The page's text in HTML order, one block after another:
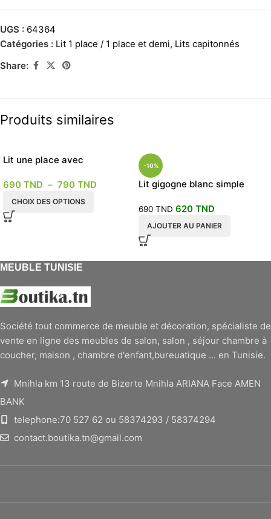
UGS : 64364
Catégories : Lit 1 place / 1 place et demi, Lits capitonnés
Share:
Produits similaires
Lit une place avec
690 TND – 790 TND
CHOIX DES OPTIONS
-10%
Lit gigogne blanc simple
690TND 620 TND
AJOUTER AU PANIER
MEUBLE TUNISIE
Société tout commerce de meuble et décoration, spécialiste de
vente en ligne des meubles de salon, salon , séjour chambre à
coucher, maison , chambre d'enfant,bureuatique ... en Tunisie.
Mnihla km 13 route de Bizerte Mnihla ARIANA Face AMEN
BANK
telephone:70 527 62 ou 58374293 / 58374294
contact.boutika.tn@gmail.com